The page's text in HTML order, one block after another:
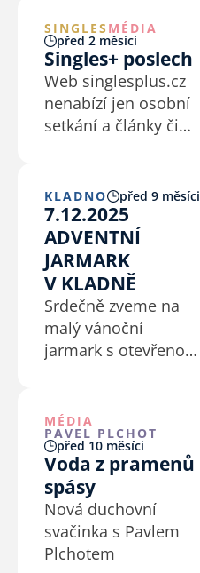
SINGLES MÉDIA
před 2 měsíci
Singles+ poslech
Web singlesplus.cz
nenabízí jen osobní
setkání a články či
poslechu”, kde
najdete záznamy
z našich vlastních
akcí, z konferencí
a také různá
svědectví. Vše
zveřejněno se
svolením…
KLADNO před 9 měsíci
7.12.2025
ADVENTNÍ
JARMARK
V KLADNĚ
Srdečně zveme na
malý vánoční
jarmark s otevřenou
CB na Kladně. Přijďte
si nakoupit dárečky
na Vánoce od
českých tvůrců
a ilustrátorů, posedět
s přáteli v moderní
kavárně nad dobrou
MÉDIA
PAVEL PLCHOT
před 10 měsíci
Voda z pramenů
spásy
Nová duchovní
svačinka s Pavlem
Plchotem